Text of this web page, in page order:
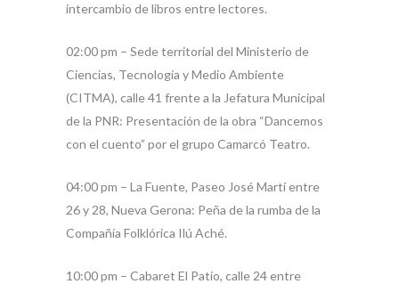
intercambio de libros entre lectores.
02:00 pm – Sede territorial del Ministerio de
Ciencias, Tecnología y Medio Ambiente
(CITMA), calle 41 frente a la Jefatura Municipal
de la PNR: Presentación de la obra “Dancemos
con el cuento” por el grupo Camarcó Teatro.
04:00 pm – La Fuente, Paseo José Martí entre
26 y 28, Nueva Gerona: Peña de la rumba de la
Compañía Folklórica Ilú Aché.
10:00 pm – Cabaret El Patio, calle 24 entre